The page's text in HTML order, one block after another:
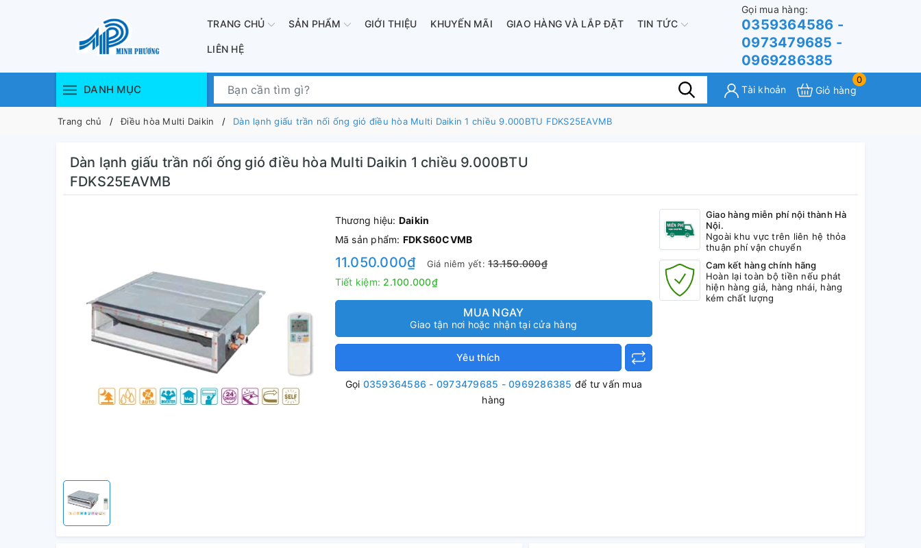
TRANG CHỦ SẢN PHẨM GIỚI THIỆU KHUYẾN MÃI GIAO HÀNG VÀ LẮP ĐẶT TIN TỨC
LIÊN HỆ
Gọi mua hàng:
0359364586 -
0973479685 -
0969286385
DANH MỤC Tài khoản
0
Giỏ hàng
Trang chủ Điều hòa Multi Daikin Dàn lạnh giấu trần nối ống gió điều hòa Multi Daikin 1 chiều 9.000BTU FDKS25EAVMB
Dàn lạnh giấu trần nối ống gió điều hòa Multi Daikin 1 chiều 9.000BTU
FDKS25EAVMB
Thương hiệu: Daikin
Mã sản phẩm: FDKS60CVMB
11.050.000₫ Giá niêm yết:13.150.000₫
Tiết kiệm: 2.100.000₫
MUA NGAY
Giao tận nơi hoặc nhận tại cửa hàng
Yêu thích
Gọi 0359364586 - 0973479685 - 0969286385 để tư vấn mua
hàng
Giao hàng miễn phí nội thành Hà
Nội.
Ngoài khu vực trên liên hệ thỏa
thuận phí vận chuyển
Cam kết hàng chính hãng
Hoàn lại toàn bộ tiền nếu phát
hiện hàng giả, hàng nhái, hàng
kém chất lượng